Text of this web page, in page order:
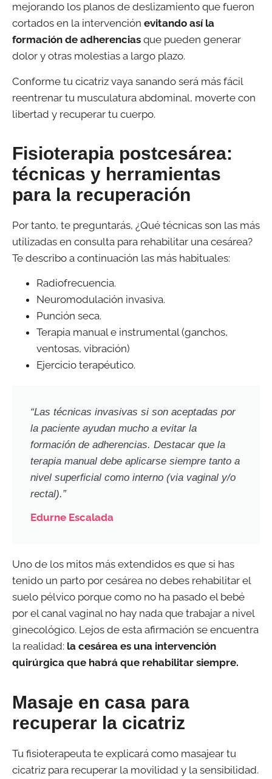
mejorando los planos de deslizamiento que fueron
cortados en la intervención evitando así la
formación de adherencias que pueden generar
dolor y otras molestias a largo plazo.
Conforme tu cicatriz vaya sanando será más fácil
reentrenar tu musculatura abdominal, moverte con
libertad y recuperar tu cuerpo.
Fisioterapia postcesárea:
técnicas y herramientas
para la recuperación
Por tanto, te preguntarás, ¿Qué técnicas son las más
utilizadas en consulta para rehabilitar una cesárea?
Te describo a continuación las más habituales:
Radiofrecuencia.
Neuromodulación invasiva.
Punción seca.
Terapia manual e instrumental (ganchos,
ventosas, vibración)
Ejercicio terapéutico.
“Las técnicas invasivas si son aceptadas por
la paciente ayudan mucho a evitar la
formación de adherencias. Destacar que la
terapia manual debe aplicarse siempre tanto a
nivel superficial como interno (via vaginal y/o
rectal).”
Edurne Escalada
Uno de los mitos más extendidos es que si has
tenido un parto por cesárea no debes rehabilitar el
suelo pélvico porque como no ha pasado el bebé
por el canal vaginal no hay nada que trabajar a nivel
ginecológico. Lejos de esta afirmación se encuentra
la realidad: la cesárea es una intervención
quirúrgica que habrá que rehabilitar siempre.
Masaje en casa para
recuperar la cicatriz
Tu fisioterapeuta te explicará como masajear tu
cicatriz para recuperar la movilidad y la sensibilidad.